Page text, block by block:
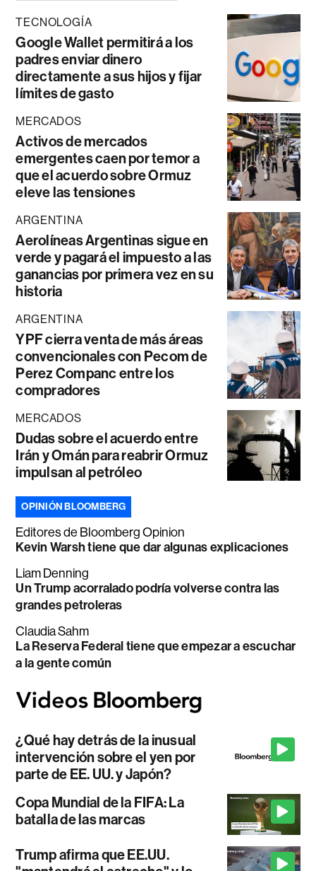
TECNOLOGÍA
Google Wallet permitirá a los
padres enviar dinero
directamente a sus hijos y fijar
límites de gasto
MERCADOS
Activos de mercados
emergentes caen por temor a
que el acuerdo sobre Ormuz
eleve las tensiones
ARGENTINA
Aerolíneas Argentinas sigue en
verde y pagará el impuesto a las
ganancias por primera vez en su
historia
ARGENTINA
YPF cierra venta de más áreas
convencionales con Pecom de
Perez Companc entre los
compradores
MERCADOS
Dudas sobre el acuerdo entre
Irán y Omán para reabrir Ormuz
impulsan al petróleo
OPINIÓN BLOOMBERG
Editores de Bloomberg Opinion
Kevin Warsh tiene que dar algunas explicaciones
Liam Denning
Un Trump acorralado podría volverse contra las
grandes petroleras
Claudia Sahm
La Reserva Federal tiene que empezar a escuchar
a la gente común
¿Qué hay detrás de la inusual
intervención sobre el yen por
parte de EE. UU. y Japón?
Copa Mundial de la FIFA: La
batalla de las marcas
Trump afirma que EE.UU.